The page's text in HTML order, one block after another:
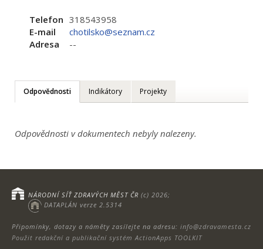
Telefon 318543958
E-mail
chotilsko@seznam.cz
Adresa
--
Odpovědnosti Indikátory Projekty
Odpovědnosti v dokumentech nebyly nalezeny.
Připomínky, dotazy a náměty zasílejte na adresu: info@zdravamesta.cz
Použit redakční a publikační systém ActionApps TOOLKIT
NÁRODNÍ SÍŤ ZDRAVÝCH MĚST ČR (c) 2026;
DATAPLÁN verze 2.5314